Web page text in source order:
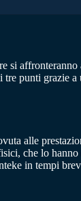
si affronteranno
tre punti grazie
alle
che lo
in tempi